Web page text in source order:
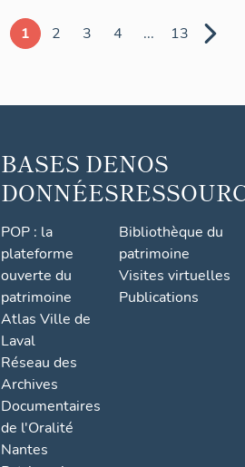
1 2 3 4 ... 13
BASES DE
DONNÉES
POP : la
plateforme
ouverte du
patrimoine
Atlas Ville de
Laval
Réseau des
Archives
Documentaires
de l'Oralité
Nantes
NOS
Bibliothèque du
patrimoine
Visites virtuelles
Publications